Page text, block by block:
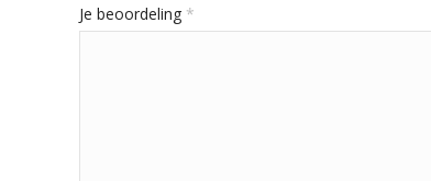
Je beoordeling *